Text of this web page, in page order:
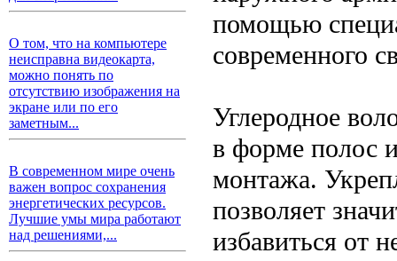
О том, что на компьютере
неисправна видеокарта,
можно понять по
отсутствию изображения на
экране или по его
заметным...
В современном мире очень
важен вопрос сохранения
энергетических ресурсов.
Лучшие умы мира работают
над решениями,...
помощью
современного
Углеродное
в форме полос
монтажа.
позволяет
избавиться от